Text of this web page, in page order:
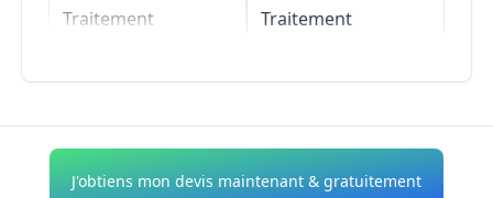
Traitement
Traitement
d'Humidité des
Traitement
Traitement
d'Humidité des
Murs Allier
J'obtiens mon devis maintenant & gratuitement